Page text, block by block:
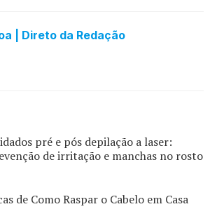
| Direto da Redação
pré e pós depilação a laser:
de irritação e manchas no rosto
de Como Raspar o Cabelo em Casa